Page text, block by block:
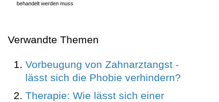
behandelt werden muss
Verwandte Themen
Vorbeugung von Zahnarztangst -
lässt sich die Phobie verhindern?
Therapie: Wie lässt sich einer